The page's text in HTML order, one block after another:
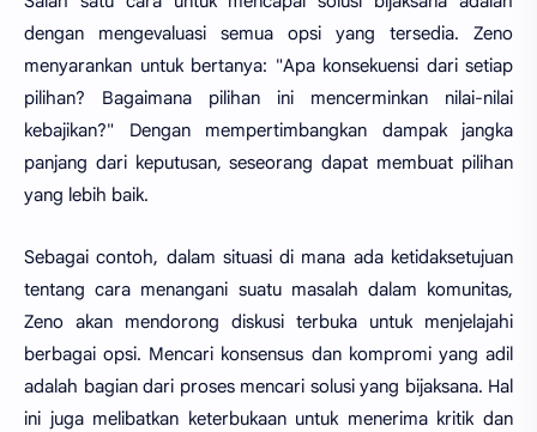
dengan mengevaluasi semua opsi yang tersedia. Zeno
menyarankan untuk bertanya: "Apa konsekuensi dari setiap
pilihan? Bagaimana pilihan ini mencerminkan nilai-nilai
kebajikan?" Dengan mempertimbangkan dampak jangka
panjang dari keputusan, seseorang dapat membuat pilihan
yang lebih baik.
Sebagai contoh, dalam situasi di mana ada ketidaksetujuan
tentang cara menangani suatu masalah dalam komunitas,
Zeno akan mendorong diskusi terbuka untuk menjelajahi
berbagai opsi. Mencari konsensus dan kompromi yang adil
adalah bagian dari proses mencari solusi yang bijaksana. Hal
ini juga melibatkan keterbukaan untuk menerima kritik dan